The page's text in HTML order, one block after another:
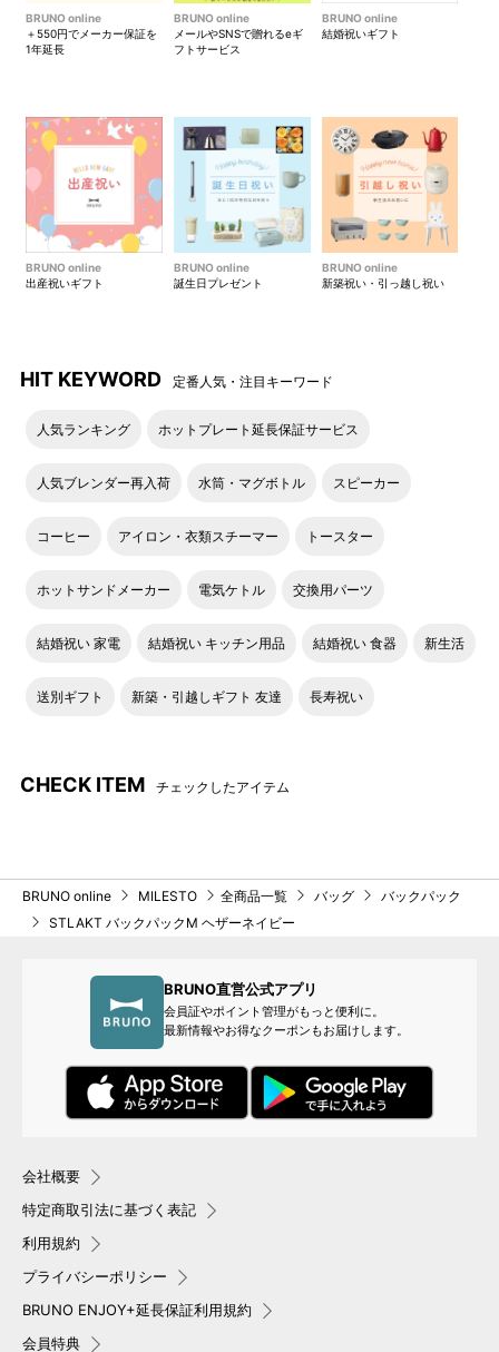
＜モデル身長：163cm＞
●STLAKT バックパックMより、一回り大きい『STLAKT バッ
クパック』はこちら！
BRUNO online
＋550円でメーカー保証を
1年延長
BRUNO online
メールやSNSで贈れるeギ
フトサービス
BRUNO online
結婚祝いギフト
BRUNO online
出産祝いギフト
BRUNO online
誕生日プレゼント
BRUNO online
新築祝い・引っ越し祝い
HIT KEYWORD 定番人気・注目キーワード
人気ランキング ホットプレート延長保証サービス
人気ブレンダー再入荷 水筒・マグボトル スピーカー
コーヒー アイロン・衣類スチーマー トースター
ホットサンドメーカー 電気ケトル 交換用パーツ
結婚祝い 家電 結婚祝い キッチン用品 結婚祝い 食器 新生活
送別ギフト 新築・引越しギフト 友達 長寿祝い
CHECK ITEM チェックしたアイテム
BRUNO online MILESTO 全商品一覧 バッグ
バックパック
STLAKT バックパックM ヘザーネイビー
BRUNO直営公式アプリ
会員証やポイント管理がもっと便利に。
最新情報やお得なクーポンもお届けします。
会社概要
特定商取引法に基づく表記
利用規約
プライバシーポリシー
BRUNO ENJOY+延長保証利用規約
会員特典